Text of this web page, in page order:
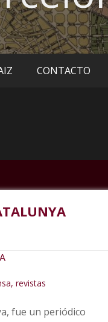
CONTACTO
revistas
fue un periódico